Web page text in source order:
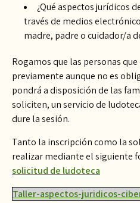
¿Qué aspectos jurídicos
través de medios
madre, padre o cuidador/a
Rogamos que las personas
previamente aunque no es
pondrá a disposición de las
soliciten, un servicio de
dure la sesión.
Tanto la inscripción como la
realizar mediante el siguiente
solicitud de ludoteca
Taller-aspectos-juridicos-